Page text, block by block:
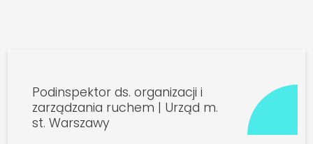
Podinspektor ds. organizacji i
zarządzania ruchem | Urząd m.
st. Warszawy